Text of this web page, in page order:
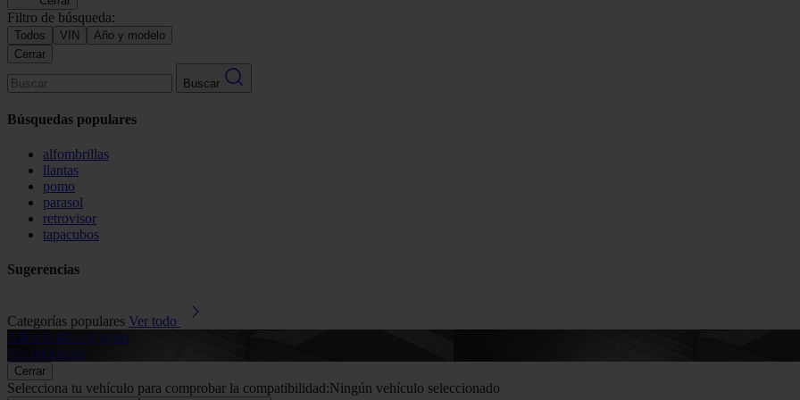
Filtro de búsqueda:
Todos VIN
Año y modelo
Cerrar
Buscar
Búsquedas populares
alfombrillas
llantas
pomo
parasol
retrovisor
tapacubos
Sugerencias
Categorías populares Ver todo
Alfombrillas de goma
Ver productos
Cerrar
Selecciona tu vehículo para comprobar la compatibilidad:Ningún vehículo seleccionado